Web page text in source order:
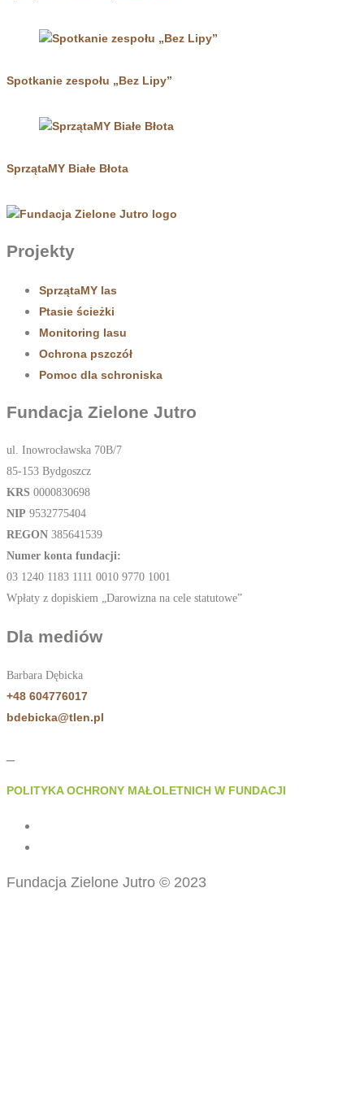
Spotkanie zespołu „Bez Lipy”
SprzątaMY Białe Błota
Projekty
SprzątaMY las
Ptasie ścieżki
Monitoring lasu
Ochrona pszczół
Pomoc dla schroniska
Fundacja Zielone Jutro
ul. Inowrocławska 70B/7
85-153 Bydgoszcz
KRS 0000830698
NIP 9532775404
REGON 385641539
Numer konta fundacji:
03 1240 1183 1111 0010 9770 1001
Wpłaty z dopiskiem „Darowizna na cele statutowe”
Dla mediów
Barbara Dębicka
+48 604776017
bdebicka@tlen.pl
POLITYKA OCHRONY MAŁOLETNICH W FUNDACJI
Fundacja Zielone Jutro © 2023